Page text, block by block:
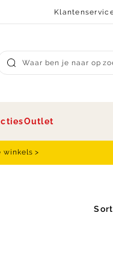
Submit search
Outlet
winkels >